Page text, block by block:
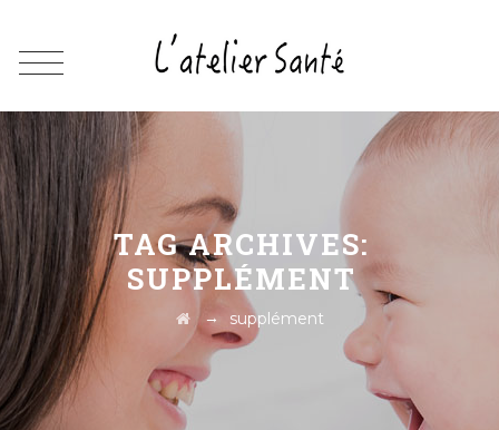
TAG ARCHIVES:
SUPPLÉMENT
→ supplément